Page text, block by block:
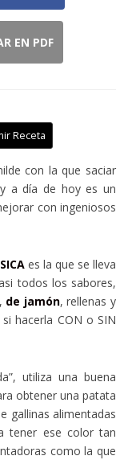
EN PDF
Receta
con la que saciar
a día de hoy es un
con ingeniosos
es la que se lleva
todos los sabores,
, de jamón, rellenas y
hacerla CON o SIN
utiliza una buena
obtener una patata
gallinas alimentadas
tener ese color tan
como la que